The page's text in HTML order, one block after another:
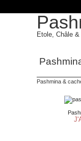
Etole, Châle
Pashmina &